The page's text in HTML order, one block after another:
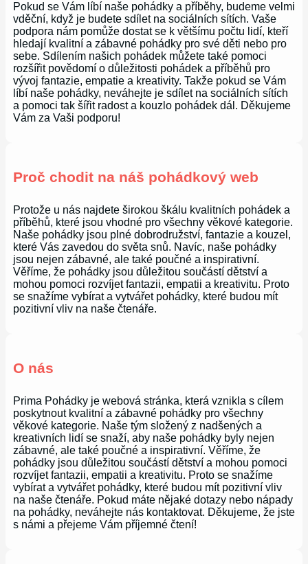
Pokud se Vám líbí naše pohádky a příběhy, budeme velmi
vděční, když je budete sdílet na sociálních sítích. Vaše
podpora nám pomůže dostat se k většímu počtu lidí, kteří
hledají kvalitní a zábavné pohádky pro své děti nebo pro
sebe. Sdílením našich pohádek můžete také pomoci
rozšířit povědomí o důležitosti pohádek a příběhů pro
vývoj fantazie, empatie a kreativity. Takže pokud se Vám
líbí naše pohádky, neváhejte je sdílet na sociálních sítích
a pomoci tak šířit radost a kouzlo pohádek dál. Děkujeme
Vám za Vaši podporu!
Proč chodit na náš pohádkový web
Protože u nás najdete širokou škálu kvalitních pohádek a
příběhů, které jsou vhodné pro všechny věkové kategorie.
Naše pohádky jsou plné dobrodružství, fantazie a kouzel,
které Vás zavedou do světa snů. Navíc, naše pohádky
jsou nejen zábavné, ale také poučné a inspirativní.
Věříme, že pohádky jsou důležitou součástí dětství a
mohou pomoci rozvíjet fantazii, empatii a kreativitu. Proto
se snažíme vybírat a vytvářet pohádky, které budou mít
pozitivní vliv na naše čtenáře.
O nás
Prima Pohádky je webová stránka, která vznikla s cílem
poskytnout kvalitní a zábavné pohádky pro všechny
věkové kategorie. Naše tým složený z nadšených a
kreativních lidí se snaží, aby naše pohádky byly nejen
zábavné, ale také poučné a inspirativní. Věříme, že
pohádky jsou důležitou součástí dětství a mohou pomoci
rozvíjet fantazii, empatii a kreativitu. Proto se snažíme
vybírat a vytvářet pohádky, které budou mít pozitivní vliv
na naše čtenáře. Pokud máte nějaké dotazy nebo nápady
na pohádky, neváhejte nás kontaktovat. Děkujeme, že jste
s námi a přejeme Vám příjemné čtení!